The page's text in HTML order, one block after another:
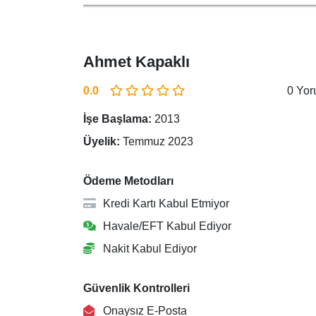
Ahmet Kapaklı
0.0 0
İşe Başlama: 2013
Üyelik: Temmuz 2023
Ödeme Metodları
Kredi Kartı Kabul Etmiyor
Havale/EFT Kabul Ediyor
Nakit Kabul Ediyor
Güvenlik Kontrolleri
Onaysız E-Posta